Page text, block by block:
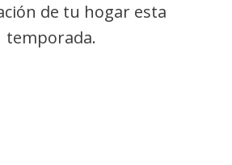
de tu hogar esta
temporada.